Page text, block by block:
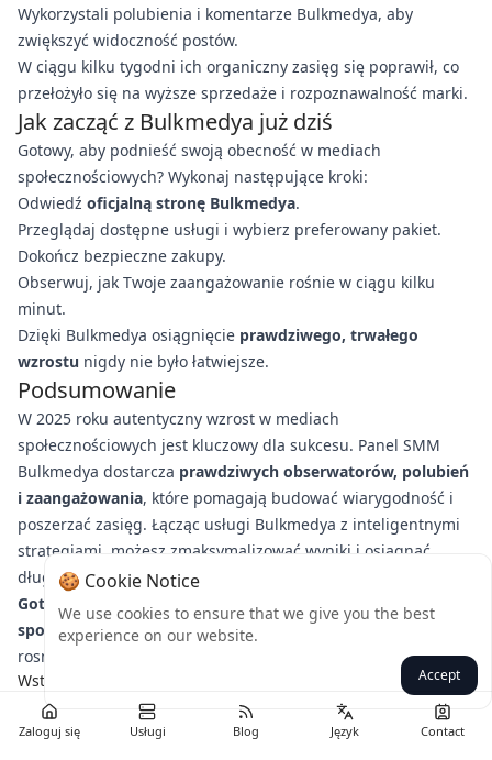
Zaloguj się Usługi Blog Język Contact
Wykorzystali polubienia i komentarze Bulkmedya, aby
zwiększyć widoczność postów.
W ciągu kilku tygodni ich organiczny zasięg się poprawił, co
przełożyło się na wyższe sprzedaże i rozpoznawalność marki.
Jak zacząć z Bulkmedya już dziś
Gotowy, aby podnieść swoją obecność w mediach
społecznościowych? Wykonaj następujące kroki:
Odwiedź oficjalną stronę Bulkmedya.
Przeglądaj dostępne usługi i wybierz preferowany pakiet.
Dokończ bezpieczne zakupy.
Obserwuj, jak Twoje zaangażowanie rośnie w ciągu kilku
minut.
Dzięki Bulkmedya osiągnięcie prawdziwego, trwałego
wzrostu nigdy nie było łatwiejsze.
Podsumowanie
W 2025 roku autentyczny wzrost w mediach
społecznościowych jest kluczowy dla sukcesu. Panel SMM
Bulkmedya dostarcza prawdziwych obserwatorów, polubień
i zaangażowania, które pomagają budować wiarygodność i
poszerzać zasięg. Łącząc usługi Bulkmedya z inteligentnymi
strategiami, możesz zmaksymalizować wyniki i osiągnąć
długoterminowy wzrost.
Gotowy, aby przekształcić swoją obecność w mediach
społecznościowych?Odwiedź Bulkmedya już dziś i zacznij
rosnąć w odpowiedni sposób!
Wstecz
🍪 Cookie Notice
We use cookies to ensure that we give you the best
experience on our website.
Accept